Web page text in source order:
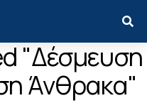
"Δέσμευση
Άνθρακα"